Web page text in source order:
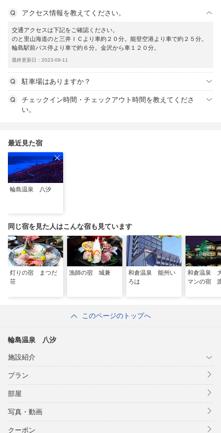
アクセス情報を教えてください。
交通アクセスは下記をご確認ください。
のと里山海道のと三井ＩＣより車約２０分。能登空港より車で約２５分。
輪島駅前バス停より車で約６分。金沢から車１２０分。
最終更新日：2023-09-11
駐車場はありますか？
チェックイン時間・チェックアウト時間を教えてくださ
い。
最近見た宿
輪島温泉 八汐
同じ宿を見た人はこんな宿も見ています
灯りの宿 まつだ
荘
漁師の宿 城兼
和倉温泉 能州い
ろは
和倉温泉
マンの宿
このページのトップへ
輪島温泉 八汐
施設紹介
プラン
部屋
写真・動画
クーポン